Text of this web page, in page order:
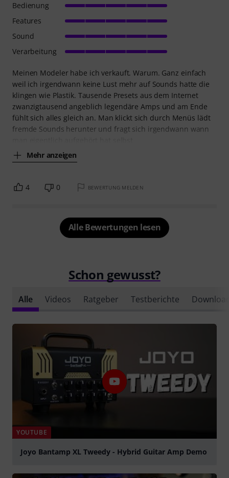
Meinen Modeler habe ich verkauft. Warum. Ganz einfach
weil ich irgendwann keine Lust mehr auf Sounds hatte die
klingen wie Plastik. Tausende Presets aus dem Internet
zwanzigtausend angeblich legendäre Amps und am Ende
fühlt sich alles gleich an. Man klickt sich durch Menüs lädt
fremde Sounds herunter und fragt sich irgendwann wann
Mehr anzeigen
Bedienung
Features
Sound
Verarbeitung
4 0 BEWERTUNG MELDEN
Alle Bewertungen lesen
Schon gewusst?
Alle Videos Ratgeber Testberichte
YOUTUBE
Joyo Bantamp XL Tweedy - Hybrid Guitar Amp Demo